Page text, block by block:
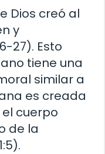
Dios creó al
y
27). Esto
tiene una
similar a
es creada
cuerpo
de la